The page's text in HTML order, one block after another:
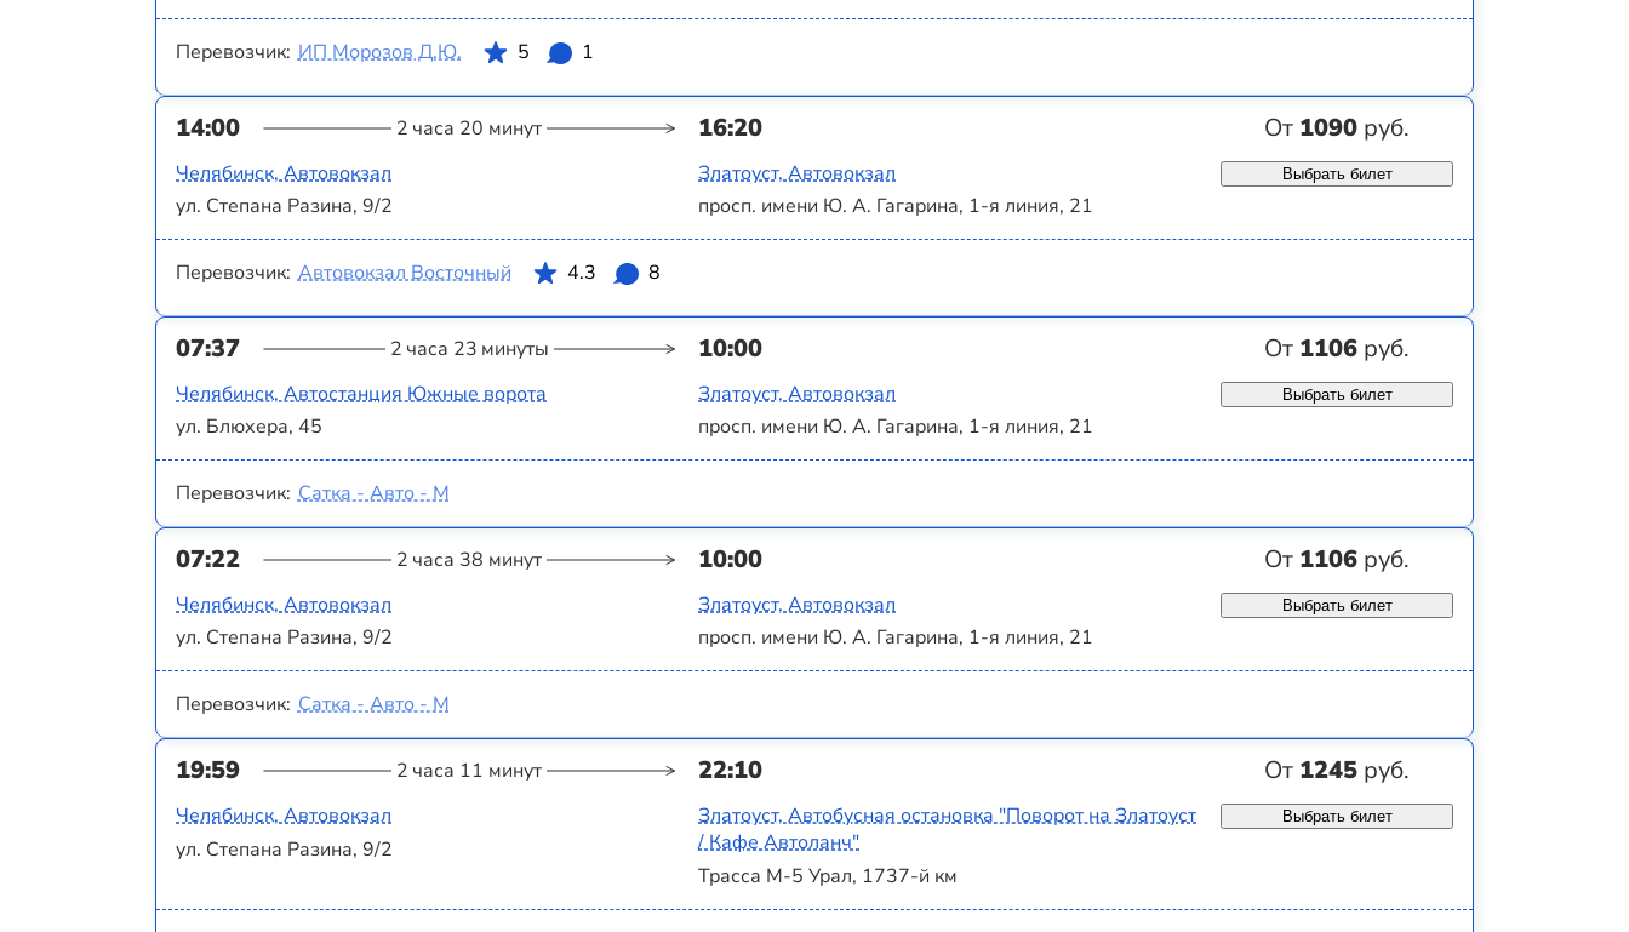
Перевозчик: ИП Морозов Д.Ю. 5 1
14:00 2 часа 20 минут 16:20 От 1090 руб.
Челябинск, Автовокзал
ул. Степана Разина, 9/2
Златоуст, Автовокзал
просп. имени Ю. А. Гагарина, 1-я линия, 21
Выбрать билет
Перевозчик: Автовокзал Восточный 4.3 8
07:37 2 часа 23 минуты 10:00 От 1106 руб.
Челябинск, Автостанция Южные ворота
ул. Блюхера, 45
Златоуст, Автовокзал
просп. имени Ю. А. Гагарина, 1-я линия, 21
Выбрать билет
Перевозчик: Сатка - Авто - М
07:22 2 часа 38 минут 10:00 От 1106 руб.
Челябинск, Автовокзал
ул. Степана Разина, 9/2
Златоуст, Автовокзал
просп. имени Ю. А. Гагарина, 1-я линия, 21
Выбрать билет
Перевозчик: Сатка - Авто - М
19:59 2 часа 11 минут 22:10 От 1245 руб.
Челябинск, Автовокзал
ул. Степана Разина, 9/2
Златоуст, Автобусная остановка "Поворот на Златоуст
/ Кафе Автоланч"
Трасса М-5 Урал, 1737-й км
Выбрать билет